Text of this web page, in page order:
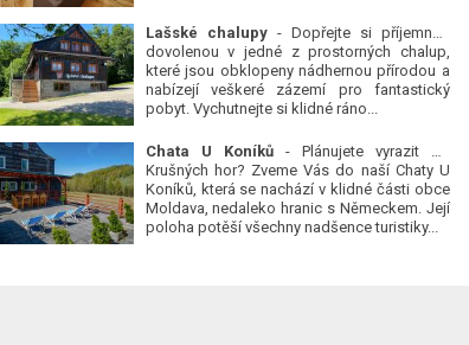
Lašské chalupy- Dopřejte si příjemnou
dovolenou v jedné z prostorných chalup,
které jsou obklopeny nádhernou přírodou a
nabízejí veškeré zázemí pro fantastický
pobyt. Vychutnejte si klidné ráno...
Chata U Koníků- Plánujete vyrazit do
Krušných hor? Zveme Vás do naší Chaty U
Koníků, která se nachází v klidné části obce
Moldava, nedaleko hranic s Německem. Její
poloha potěší všechny nadšence turistiky...